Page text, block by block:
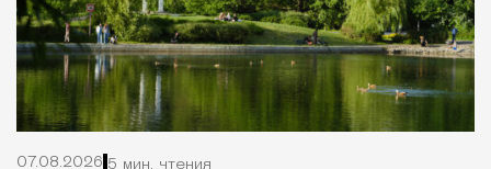
07.08.2026 5 мин. чтения